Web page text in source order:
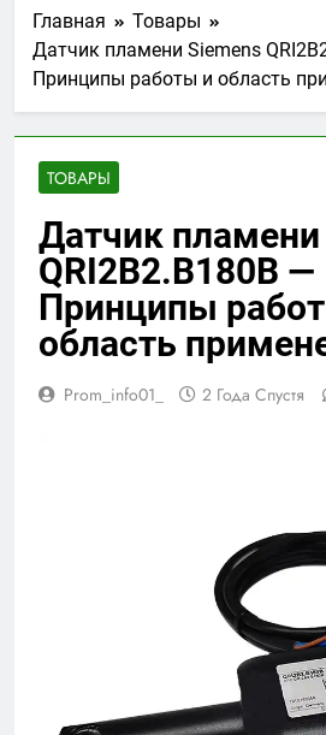
Главная
Товары
Датчик пламени Siemens
Принципы работы и область
ТОВАРЫ
Датчик пламени
QRI2B2.B180B —
Принципы
область
Prom_info01_ 2 Года Спустя